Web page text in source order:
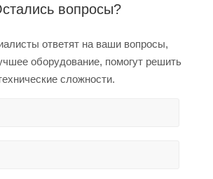
вопросы?
ответят на ваши вопросы,
оборудование, помогут решить
сложности.